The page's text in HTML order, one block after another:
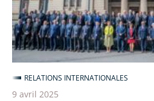
Congrès
de
l’Association
internationale
des
hautes
RELATIONS INTERNATIONALES
9 avril 2025